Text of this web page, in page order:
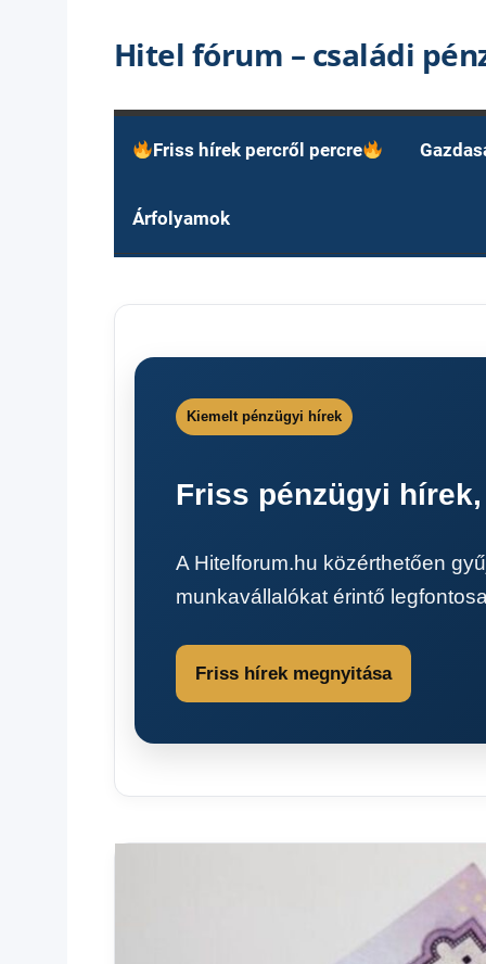
Hitel fórum – családi
Friss hírek percről percre
Árfolyamok
Kiemelt pénzügyi hírek
Friss pénzügyi
A Hitelforum.hu közérthetően
munkavállalókat érintő
Friss hírek megnyitása